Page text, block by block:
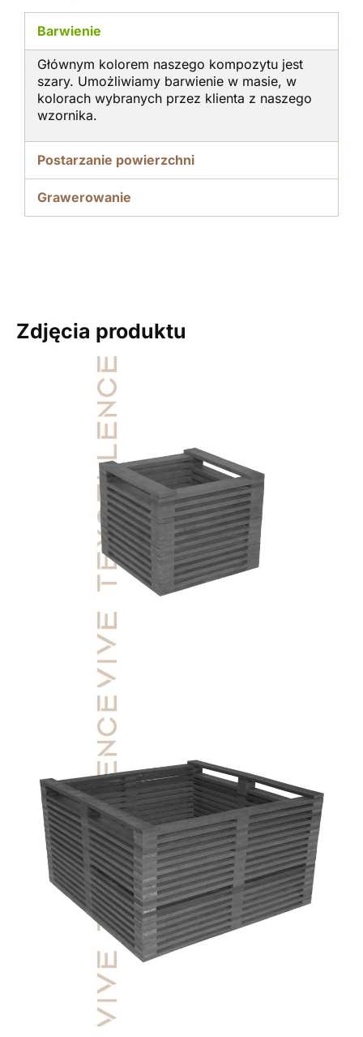
Barwienie
Głównym kolorem naszego kompozytu jest
szary. Umożliwiamy barwienie w masie, w
kolorach wybranych przez klienta z naszego
wzornika.
Postarzanie powierzchni
Grawerowanie
Zdjęcia produktu